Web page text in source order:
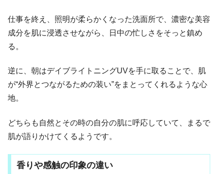
仕事を終え、照明が柔らかくなった洗面所で、濃密な美容
成分を肌に浸透させながら、日中の忙しさをそっと鎮め
る。
逆に、朝はデイブライトニングUVを手に取ることで、肌
が“外界とつながるための装い”をまとってくれるような心
地。
どちらも自然とその時の自分の肌に呼応していて、まるで
肌が語りかけてくるようです。
香りや感触の印象の違い